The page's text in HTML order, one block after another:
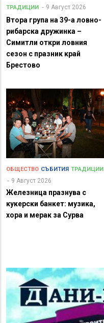
ТРАДИЦИИ
9 Август 2026
Втора група на 39-а ловно-
рибарска дружинка –
Симитли откри ловния
сезон с празник край
Брестово
ОБЩЕСТВО СЪБИТИЯ ТРАДИЦИИ
9 Август 2026
Железница празнува с
кукерски банкет: музика,
хора и мерак за Сурва